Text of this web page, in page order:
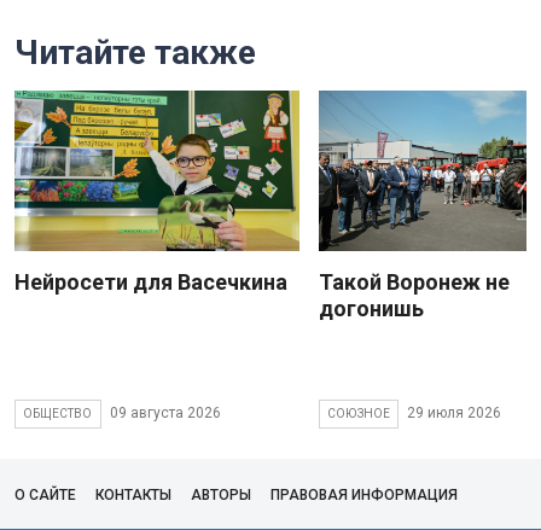
Читайте также
Нейросети для Васечкина
ОБЩЕСТВО 09 августа 2026
Такой Воронеж не
догонишь
СОЮЗНОЕ 29 июля 2026
О САЙТЕ КОНТАКТЫ АВТОРЫ ПРАВОВАЯ ИНФОРМАЦИЯ